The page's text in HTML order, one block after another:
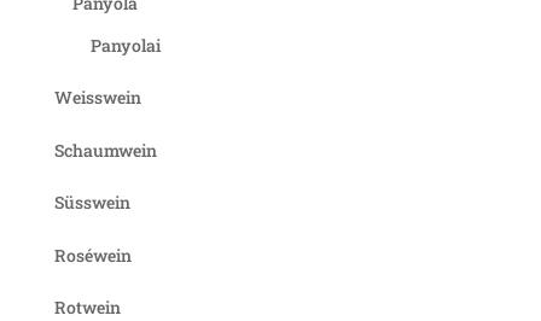
Panyolai
Weisswein
Schaumwein
Süsswein
Roséwein
Rotwein